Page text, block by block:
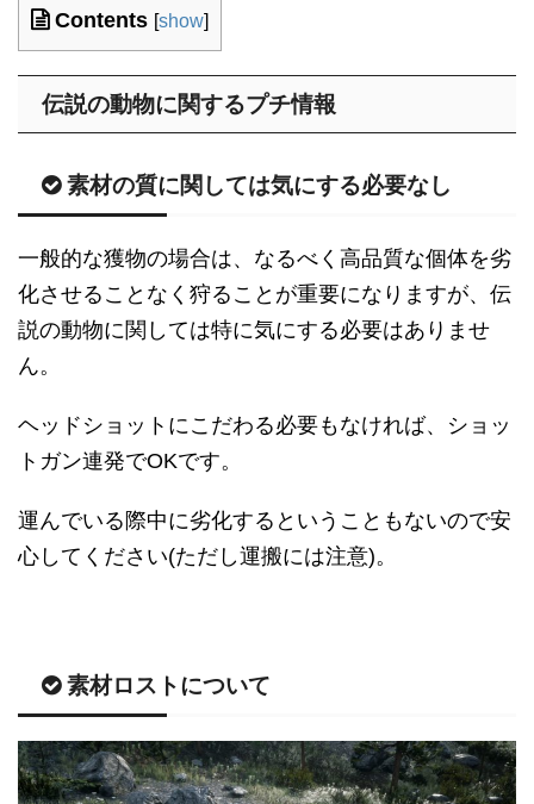
Contents [show]
伝説の動物に関するプチ情報
素材の質に関しては気にする必要なし
一般的な獲物の場合は、なるべく高品質な個体を劣
化させることなく狩ることが重要になりますが、伝
説の動物に関しては特に気にする必要はありませ
ん。
ヘッドショットにこだわる必要もなければ、ショッ
トガン連発でOKです。
運んでいる際中に劣化するということもないので安
心してください(ただし運搬には注意)。
素材ロストについて